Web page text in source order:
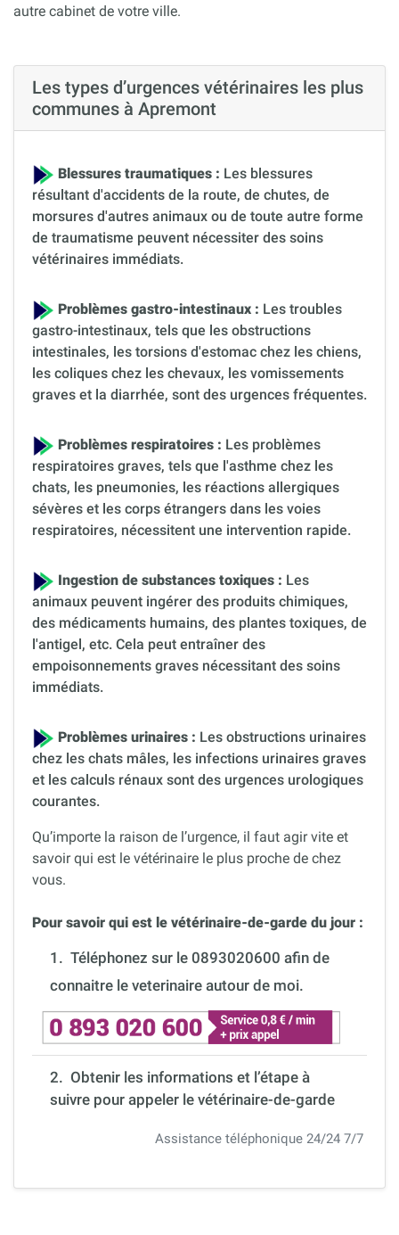
autre cabinet de votre ville.
Les types d’urgences vétérinaires les plus
communes à Apremont
Blessures traumatiques : Les blessures
résultant d'accidents de la route, de chutes, de
morsures d'autres animaux ou de toute autre forme
de traumatisme peuvent nécessiter des soins
vétérinaires immédiats.
Problèmes gastro-intestinaux : Les troubles
gastro-intestinaux, tels que les obstructions
intestinales, les torsions d'estomac chez les chiens,
les coliques chez les chevaux, les vomissements
graves et la diarrhée, sont des urgences fréquentes.
Problèmes respiratoires : Les problèmes
respiratoires graves, tels que l'asthme chez les
chats, les pneumonies, les réactions allergiques
sévères et les corps étrangers dans les voies
respiratoires, nécessitent une intervention rapide.
Ingestion de substances toxiques : Les
animaux peuvent ingérer des produits chimiques,
des médicaments humains, des plantes toxiques, de
l'antigel, etc. Cela peut entraîner des
empoisonnements graves nécessitant des soins
immédiats.
Problèmes urinaires : Les obstructions urinaires
chez les chats mâles, les infections urinaires graves
et les calculs rénaux sont des urgences urologiques
courantes.
Qu’importe la raison de l’urgence, il faut agir vite et
savoir qui est le vétérinaire le plus proche de chez
vous.
Pour savoir qui est le vétérinaire-de-garde du jour :
1. Téléphonez sur le 0893020600 afin de
connaitre le veterinaire autour de moi.
2. Obtenir les informations et l’étape à
suivre pour appeler le vétérinaire-de-garde
Assistance téléphonique 24/24 7/7